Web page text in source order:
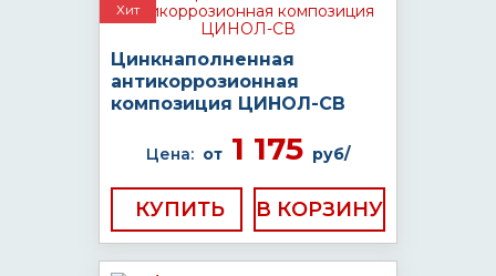
Хит
Цинкнаполненная
антикоррозионная
композиция ЦИНОЛ-СВ
Цена: от 1 175 руб/
КУПИТЬ